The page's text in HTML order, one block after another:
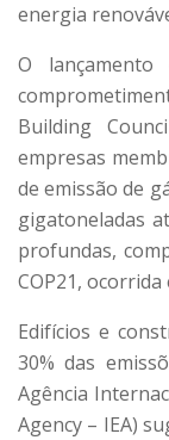
energia
O
Building
empresas
de emissão de
gigatoneladas
profundas,
COP21,
Edifícios e
30% das
Agência
Agency – IEA)